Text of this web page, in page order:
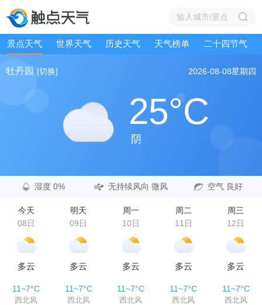
景点天气 世界天气 历史天气 天气榜单 二十四节气
牡丹园 [切换] 2026-08-08星期四
25°C
阴
湿度 0% 无持续风向 微风 空气 良好
今天
08日
明天
09日
周一
10日
周二
11日
周三
12日
多云 多云 多云 多云 多云
11~7°C 11~7°C 11~7°C 11~7°C 11~7°C
西北风 西北风 西北风 西北风 西北风